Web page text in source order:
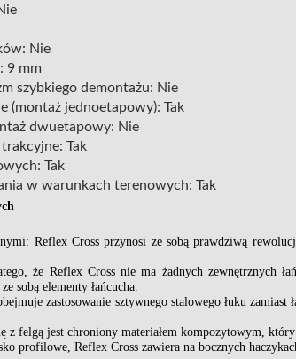
Nie
9 mm
szybkiego demontażu: Nie
(montaż jednoetapowy): Tak
dwuetapowy: Nie
Tak
Tak
w warunkach terenowych: Tak
Reflex Cross przynosi ze sobą prawdziwą
że Reflex Cross nie ma żadnych zewnętrznych
sobą elementy łańcucha.
zastosowanie sztywnego stalowego łuku zamiast
z felgą jest chroniony materiałem kompozytowym,
profilowe, Reflex Cross zawiera na bocznych